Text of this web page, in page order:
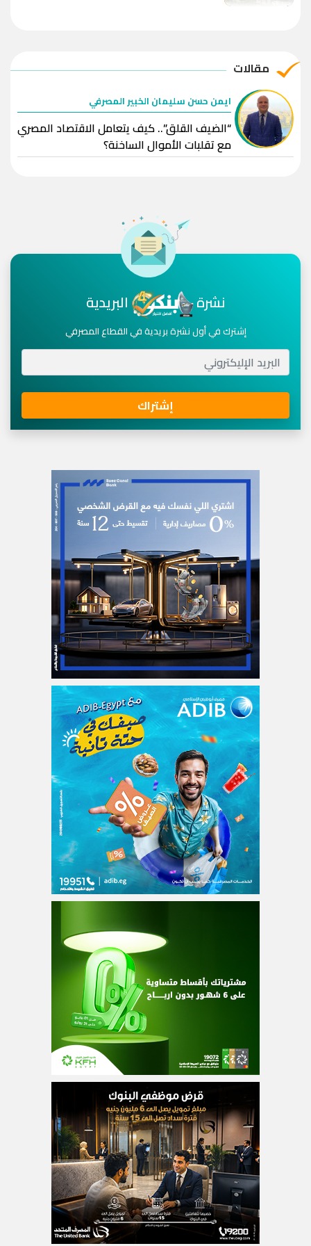
مقالات
ايمن حسن سليمان الخبير المصرفي
“الضيف القلق”.. كيف يتعامل الاقتصاد المصري
مع تقلبات الأموال الساخنة؟
نشرة البريدية
إشترك في أول نشرة بريدية في القطاع المصرفي